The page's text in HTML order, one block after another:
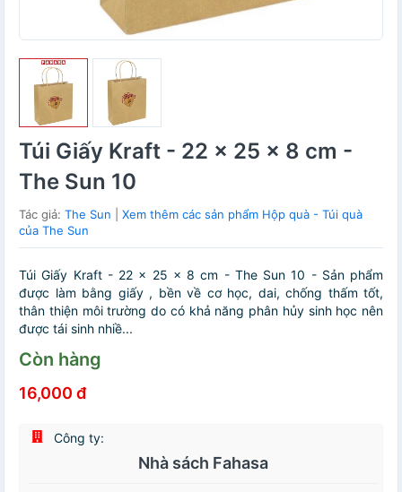
Túi Giấy Kraft - 22 x 25 x 8 cm -
The Sun 10
Tác giả: The Sun
Xem thêm các sản phẩm Hộp quà - Túi quà
của The Sun
Túi Giấy Kraft - 22 x 25 x 8 cm - The Sun 10 - Sản phẩm
được làm bằng giấy , bền về cơ học, dai, chống thấm tốt,
thân thiện môi trường do có khả năng phân hủy sinh học nên
được tái sinh nhiề...
Còn hàng
16,000 đ
Công ty:
Nhà sách Fahasa